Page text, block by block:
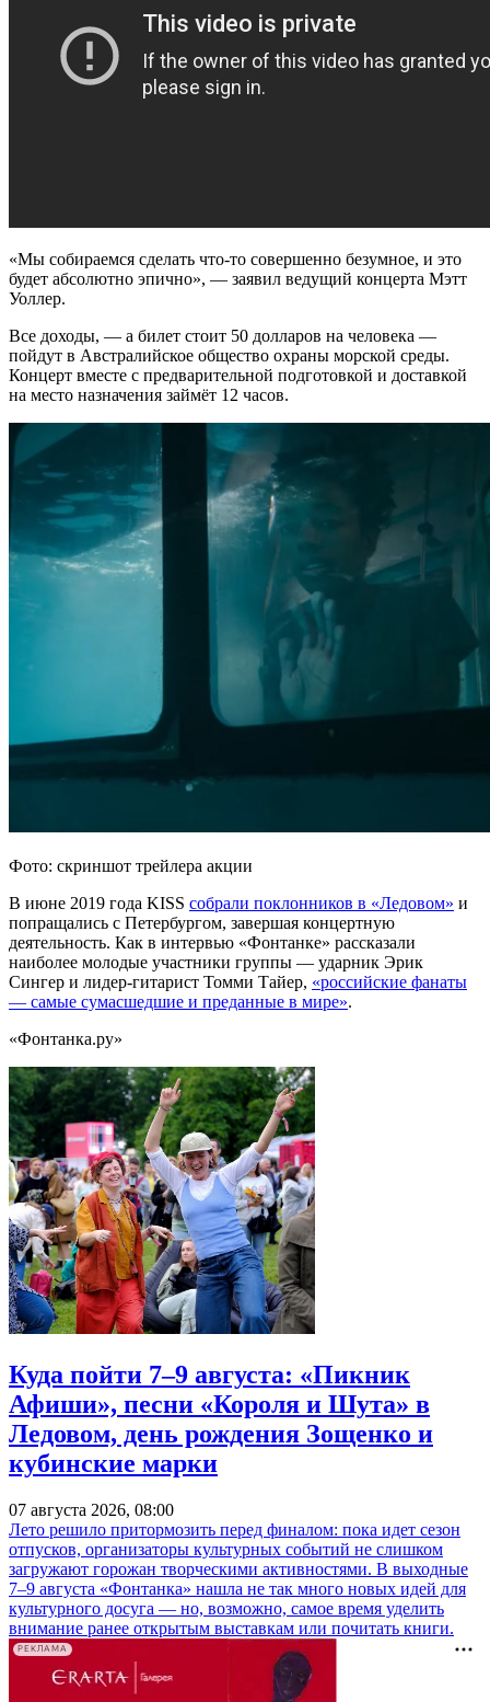
«Мы собираемся сделать что-то совершенно безумное, и это
будет абсолютно эпично», — заявил ведущий концерта Мэтт
Уоллер.
Все доходы, — а билет стоит 50 долларов на человека —
пойдут в Австралийское общество охраны морской среды.
Концерт вместе с предварительной подготовкой и доставкой
на место назначения займёт 12 часов.
Фото: скриншот трейлера акции
В июне 2019 года KISS собрали поклонников в «Ледовом» и
попращались с Петербургом, завершая концертную
деятельность. Как в интервью «Фонтанке» рассказали
наиболее молодые участники группы — ударник Эрик
Сингер и лидер-гитарист Томми Тайер, «российские фанаты
— самые сумасшедшие и преданные в мире».
«Фонтанка.ру»
Куда пойти 7–9 августа: «Пикник
Афиши», песни «Короля и Шута» в
Ледовом, день рождения Зощенко и
кубинские марки
07 августа 2026, 08:00
Лето решило притормозить перед финалом: пока идет сезон
отпусков, организаторы культурных событий не слишком
загружают горожан творческими активностями. В выходные
7–9 августа «Фонтанка» нашла не так много новых идей для
культурного досуга — но, возможно, самое время уделить
внимание ранее открытым выставкам или почитать книги.
РЕКЛАМА